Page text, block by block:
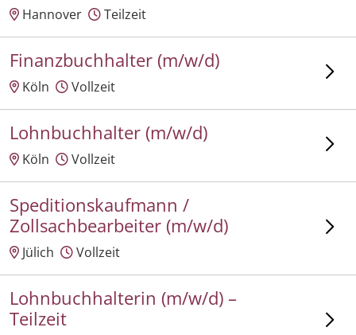
Hannover Teilzeit
Finanzbuchhalter (m/w/d)
Köln Vollzeit
Lohnbuchhalter (m/w/d)
Köln Vollzeit
Speditionskaufmann /
Zollsachbearbeiter (m/w/d)
Jülich Vollzeit
Lohnbuchhalterin (m/w/d) –
Teilzeit